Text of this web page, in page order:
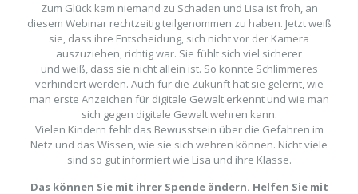
Zum Glück kam niemand zu Schaden und Lisa ist froh, an
diesem Webinar rechtzeitig teilgenommen zu haben. Jetzt weiß
sie, dass ihre Entscheidung, sich nicht vor der Kamera
auszuziehen, richtig war. Sie fühlt sich viel sicherer
und weiß, dass sie nicht allein ist. So konnte Schlimmeres
verhindert werden. Auch für die Zukunft hat sie gelernt, wie
man erste Anzeichen für digitale Gewalt erkennt und wie man
sich gegen digitale Gewalt wehren kann.
Vielen Kindern fehlt das Bewusstsein über die Gefahren im
Netz und das Wissen, wie sie sich wehren können. Nicht viele
sind so gut informiert wie Lisa und ihre Klasse.
Das können Sie mit ihrer Spende ändern. Helfen Sie mit